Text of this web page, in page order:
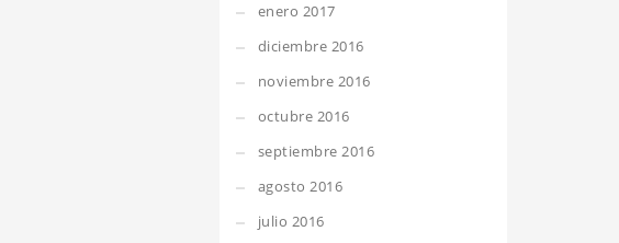
enero 2017
diciembre 2016
noviembre 2016
octubre 2016
septiembre 2016
agosto 2016
julio 2016